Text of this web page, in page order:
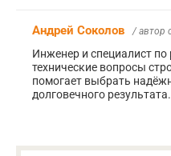
Андрей Соколов / автор
Инженер и специалист
технические вопросы
помогает выбрать
долговечного результата.